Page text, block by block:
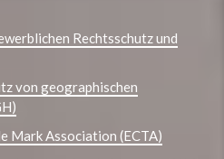
Rechtsschutz und
von geographischen
Mark Association (ECTA)